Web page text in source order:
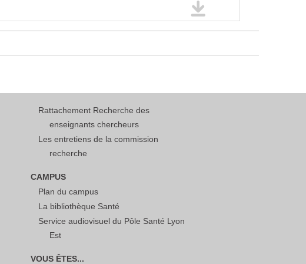
Rattachement Recherche des
enseignants chercheurs
Les entretiens de la commission
recherche
CAMPUS
Plan du campus
La bibliothèque Santé
Service audiovisuel du Pôle Santé Lyon
Est
VOUS ÊTES...